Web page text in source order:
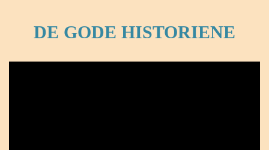
DE GODE HISTORIENE